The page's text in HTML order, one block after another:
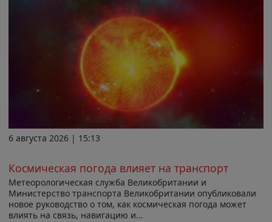
6 августа 2026 | 15:13
Космическая погода влияет на транспорт
Метеорологическая служба Великобритании и
Министерство транспорта Великобритании опубликовали
новое руководство о том, как космическая погода может
влиять на связь, навигацию и...